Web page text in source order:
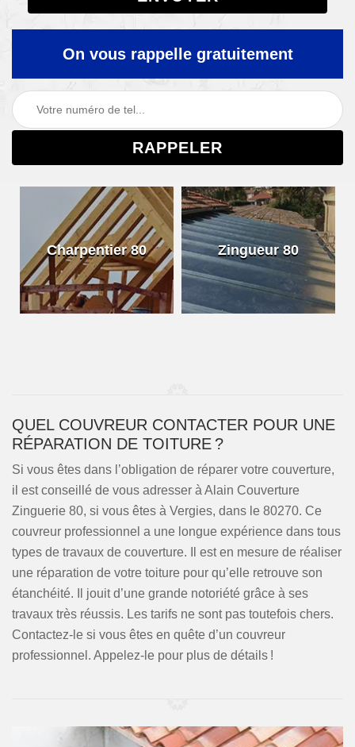
On vous rappelle gratuitement
Charpentier 80 Zingueur 80
QUEL COUVREUR CONTACTER POUR UNE
RÉPARATION DE TOITURE ?
Si vous êtes dans l’obligation de réparer votre couverture,
il est conseillé de vous adresser à Alain Couverture
Zinguerie 80, si vous êtes à Vergies, dans le 80270. Ce
couvreur professionnel a une longue expérience dans tous
types de travaux de couverture. Il est en mesure de réaliser
une réparation de votre toiture pour qu’elle retrouve son
étanchéité. Il jouit d’une grande notoriété grâce à ses
travaux très réussis. Les tarifs ne sont pas toutefois chers.
Contactez-le si vous êtes en quête d’un couvreur
professionnel. Appelez-le pour plus de détails !